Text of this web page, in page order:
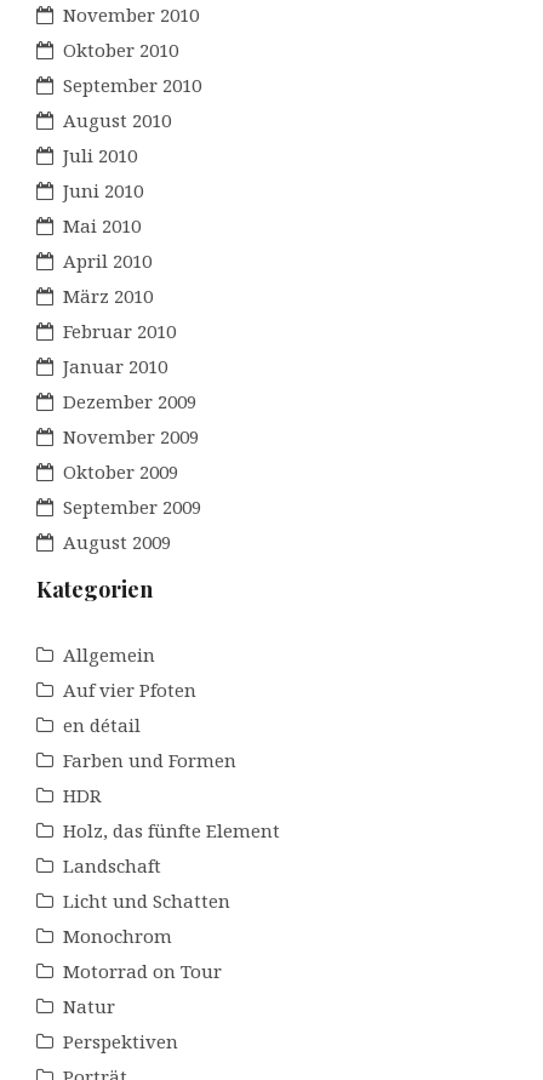
November 2010
Oktober 2010
September 2010
August 2010
Juli 2010
Juni 2010
Mai 2010
April 2010
März 2010
Februar 2010
Januar 2010
Dezember 2009
November 2009
Oktober 2009
September 2009
August 2009
Kategorien
Allgemein
Auf vier Pfoten
en détail
Farben und Formen
HDR
Holz, das fünfte Element
Landschaft
Licht und Schatten
Monochrom
Motorrad on Tour
Natur
Perspektiven